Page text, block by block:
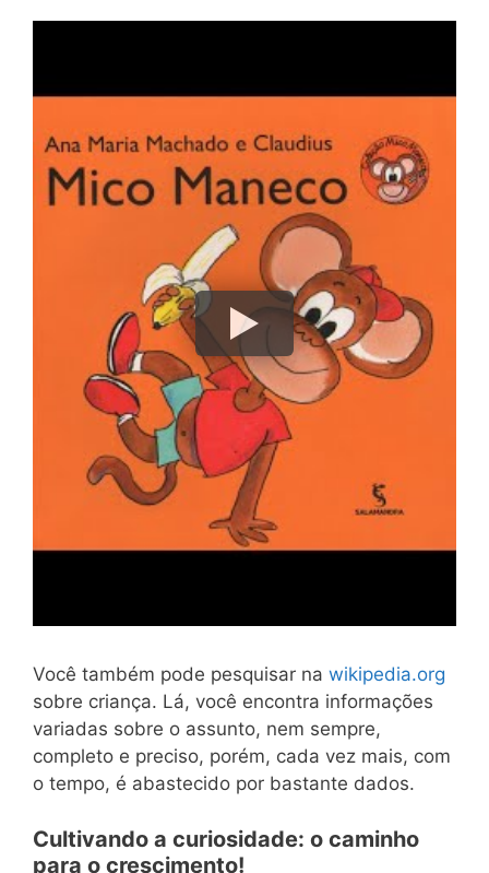
Você também pode pesquisar na wikipedia.org
sobre criança. Lá, você encontra informações
variadas sobre o assunto, nem sempre,
completo e preciso, porém, cada vez mais, com
o tempo, é abastecido por bastante dados.
Cultivando a curiosidade: o caminho
para o crescimento!